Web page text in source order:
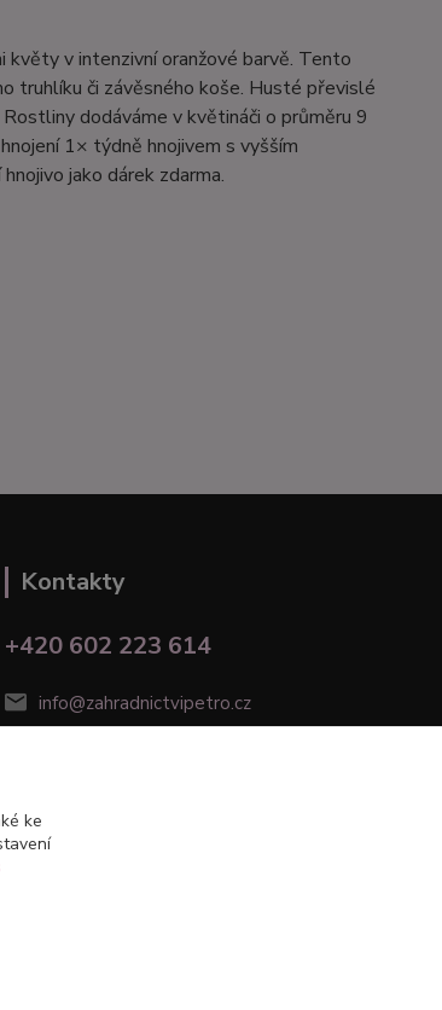
v intenzivní oranžové barvě. Tento
truhlíku či závěsného koše. Husté převislé
dodáváme v květináči o průměru 9
1× týdně hnojivem s vyšším
jako dárek zdarma.
Kontakty
+420 602 223 614
info@zahradnictvipetro.cz
ke